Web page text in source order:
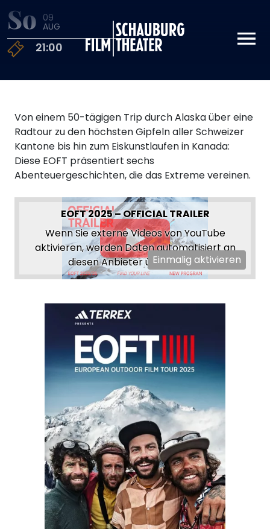
So 09
AUG
21:00
Von einem 50-tägigen Trip durch Alaska über eine
Radtour zu den höchsten Gipfeln aller Schweizer
Kantone bis hin zum Eiskunstlaufen in Kanada:
Diese EOFT präsentiert sechs
Abenteuergeschichten, die das Extreme vereinen.
EOFT 2025 – OFFICIAL TRAILER
Wenn Sie externe Videos von YouTube
aktivieren, werden Daten automatisiert an
diesen Anbieter übertragen.
Einmalig aktivieren